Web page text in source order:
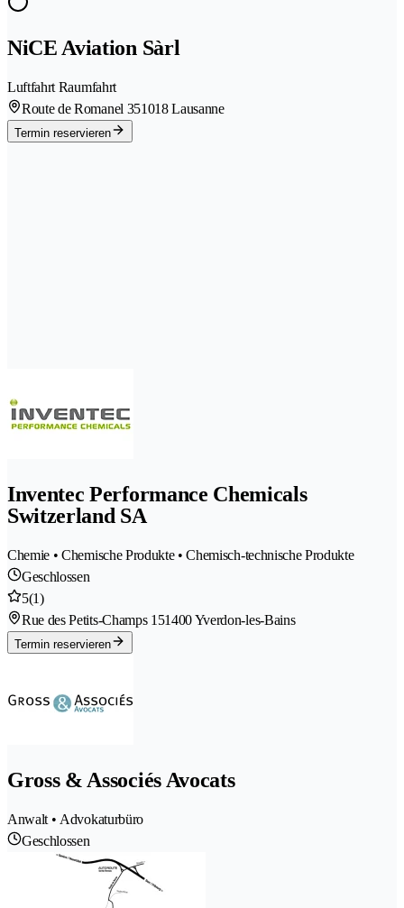
NiCE Aviation Sàrl
Luftfahrt Raumfahrt
Route de Romanel 351018 Lausanne
Termin reservieren
Inventec Performance Chemicals
Switzerland SA
Chemie • Chemische Produkte • Chemisch-technische Produkte
Geschlossen
5(1)
Rue des Petits-Champs 151400 Yverdon-les-Bains
Termin reservieren
Gross & Associés Avocats
Anwalt • Advokaturbüro
Geschlossen